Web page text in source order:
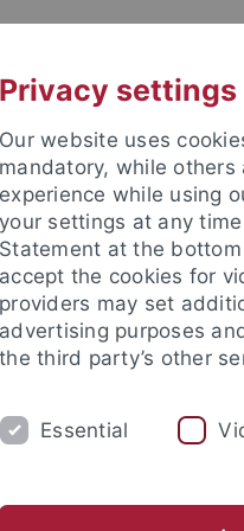
Zentren und Institute
Privacy settings
Our website uses
mandatory, while
experience while using
your settings at any
Statement at the
accept the cookies for
providers may set
advertising purposes
the third party’s other
Essential